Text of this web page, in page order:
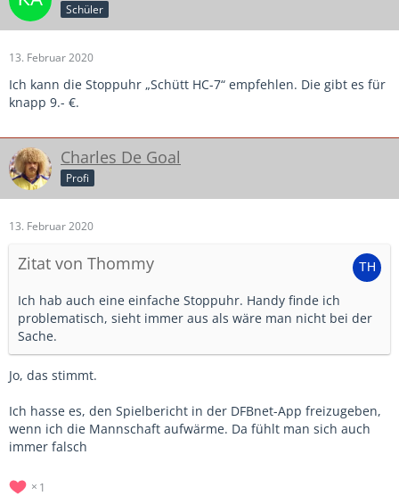
Schüler
13. Februar 2020
Ich kann die Stoppuhr „Schütt HC-7“ empfehlen. Die gibt es für
knapp 9.- €.
Charles De Goal
Profi
13. Februar 2020
Zitat von Thommy
Ich hab auch eine einfache Stoppuhr. Handy finde ich
problematisch, sieht immer aus als wäre man nicht bei der
Sache.
Jo, das stimmt.
Ich hasse es, den Spielbericht in der DFBnet-App freizugeben,
wenn ich die Mannschaft aufwärme. Da fühlt man sich auch
immer falsch
1